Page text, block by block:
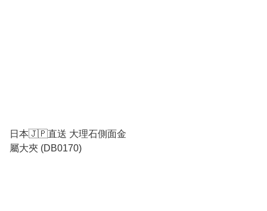
日本🇯🇵直送 大理石側面金
屬大夾 (DB0170)